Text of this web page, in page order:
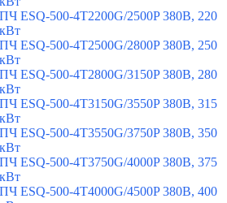
ПЧ ESQ-500-4T2200G/2500P 380В, 220
кВт
ПЧ ESQ-500-4T2500G/2800P 380В, 250
кВт
ПЧ ESQ-500-4T2800G/3150P 380В, 280
кВт
ПЧ ESQ-500-4T3150G/3550P 380В, 315
кВт
ПЧ ESQ-500-4T3550G/3750P 380В, 350
кВт
ПЧ ESQ-500-4T3750G/4000P 380В, 375
кВт
ПЧ ESQ-500-4T4000G/4500P 380В, 400